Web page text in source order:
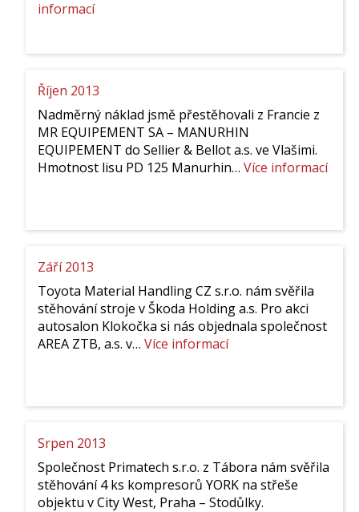
informací:
Říjen 2013
Nadměrný náklad jsmě přestěhovali z Francie z
MR EQUIPEMENT SA – MANURHIN
EQUIPEMENT do Sellier & Bellot a.s. ve Vlašimi.
Hmotnost lisu PD 125 Manurhin… Více informací:
Září 2013
Toyota Material Handling CZ s.r.o. nám svěřila
stěhování stroje v Škoda Holding a.s. Pro akci
autosalon Klokočka si nás objednala společnost
AREA ZTB, a.s. v… Více informací:
Srpen 2013
Společnost Primatech s.r.o. z Tábora nám svěřila
stěhování 4 ks kompresorů YORK na střeše
objektu v City West, Praha – Stodůlky.